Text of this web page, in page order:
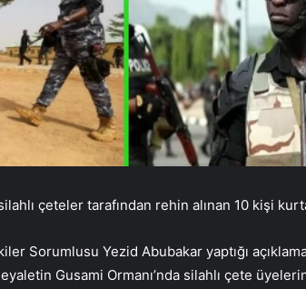
çeteler tarafından rehin alınan 10 kişi
Sorumlusu Yezid Abubakar yaptığı
Gusami Ormanı’nda silahlı çete